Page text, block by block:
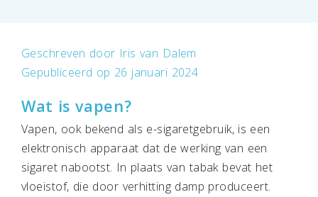
Geschreven door Iris van Dalem
Gepubliceerd op 26 januari 2024
Wat is vapen?
Vapen, ook bekend als e-sigaretgebruik, is een
elektronisch apparaat dat de werking van een
sigaret nabootst. In plaats van tabak bevat het
vloeistof, die door verhitting damp produceert.